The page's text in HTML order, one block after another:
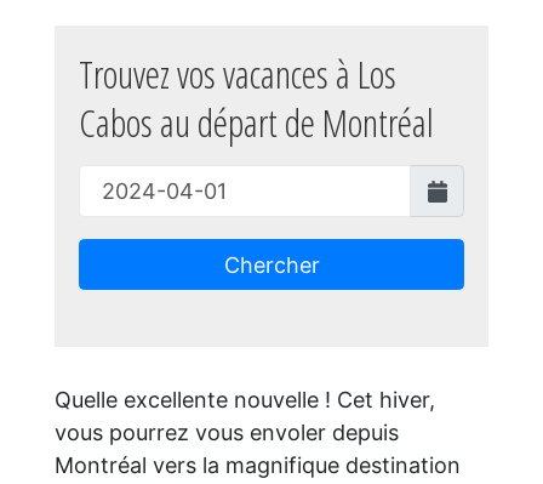
Trouvez vos vacances à Los
Cabos au départ de Montréal
Chercher
Quelle excellente nouvelle ! Cet hiver,
vous pourrez vous envoler depuis
Montréal vers la magnifique destination